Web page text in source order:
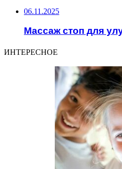
06.11.2025
Массаж стоп для
ИНТЕРЕСНОЕ